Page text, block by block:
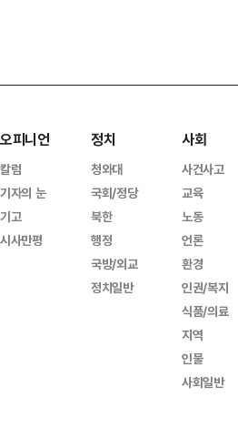
오피니언
칼럼
기자의 눈
기고
시사만평
정치
청와대
국회/정당
북한
행정
국방/외교
정치일반
사회
사건사고
교육
노동
언론
환경
인권/복지
식품/의료
지역
인물
사회일반